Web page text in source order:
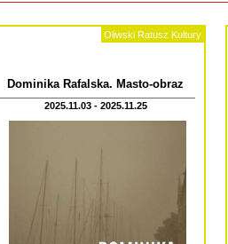
Oliwski Ratusz Kultury
Dominika Rafalska. Masto-obraz
2025.11.03 - 2025.11.25